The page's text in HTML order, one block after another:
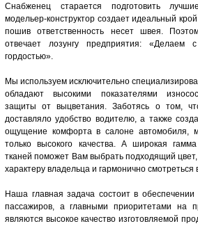
Снабженец старается подготовить
модельер-конструктор создает идеальный
пошив ответственность несет швея.
отвечает лозунгу предприятия:
гордостью».
Мы используем исключительно
обладают высокими показателями
защиты от выцветания. Заботясь о том,
доставляло удобство водителю, а также
ощущение комфорта в салоне автомобиля,
только высокого качества. А широкая
тканей поможет Вам выбрать подходящий цвет,
характеру владельца и гармонично смотреться
Наша главная задача состоит в
пассажиров, а главными приоритетами на
являются высокое качество изготовляемой